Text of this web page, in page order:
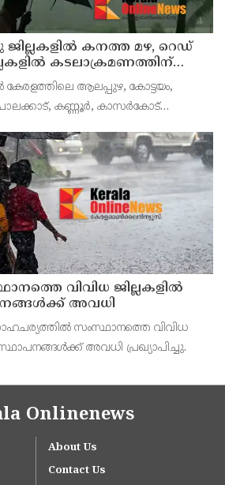
കനത്ത മഴ, റെഡ്
കടലാക്രമണത്തിന്
ആലപ്പുഴ, കോട്ടയം,
കണ്ണൂർ, കാസർകോട്
50 കി.മീ വ
വിവിധ ജില്ലകളിൽ
അവധി
സംസ്ഥാനത്തെ വിവിധ
സ്ഥാപനങ്ങൾക്ക് അവധി പ്രഖ്യാപിച്ചു.
Onlinenews
About Us
Contact Us